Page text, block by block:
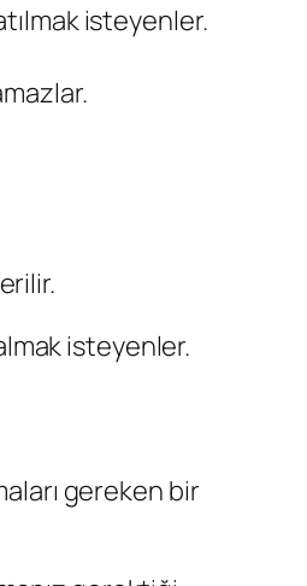
isteyenler.
isteyenler.
gereken bir